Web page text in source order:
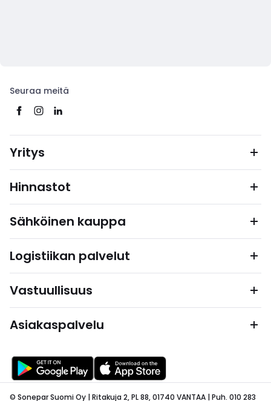
Seuraa meitä
Yritys
Hinnastot
Sähköinen kauppa
Logistiikan palvelut
Vastuullisuus
Asiakaspalvelu
© Sonepar Suomi Oy | Ritakuja 2, PL 88, 01740 VANTAA | Puh. 010 283